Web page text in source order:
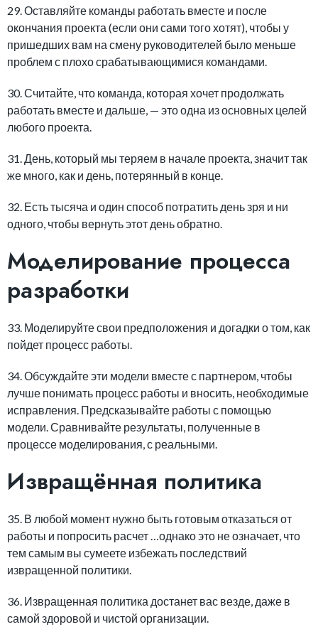
29. Оставляйте команды работать вместе и после
окончания проекта (если они сами того хотят), чтобы у
пришедших вам на смену руководителей было меньше
проблем с плохо срабатывающимися командами.
30. Считайте, что команда, которая хочет продолжать
работать вместе и дальше, — это одна из основных целей
любого проекта.
31. День, который мы теряем в начале проекта, значит так
же много, как и день, потерянный в конце.
32. Есть тысяча и один способ потратить день зря и ни
одного, чтобы вернуть этот день обратно.
Моделирование процесса
разработки
33. Моделируйте свои предположения и догадки о том, как
пойдет процесс работы.
34. Обсуждайте эти модели вместе с партнером, чтобы
лучше понимать процесс работы и вносить, необходимые
исправления. Предсказывайте работы с помощью
модели. Сравнивайте результаты, полученные в
процессе моделирования, с реальными.
Извращённая политика
35. В любой момент нужно быть готовым отказаться от
работы и попросить расчет …однако это не означает, что
тем самым вы сумеете избежать последствий
извращенной политики.
36. Извращенная политика достанет вас везде, даже в
самой здоровой и чистой организации.